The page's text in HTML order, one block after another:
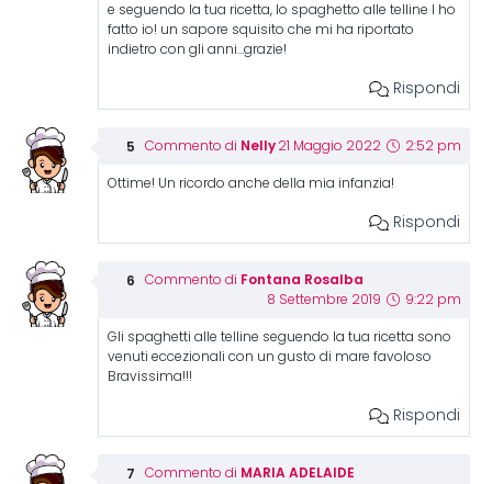
e seguendo la tua ricetta, lo spaghetto alle telline l ho
fatto io! un sapore squisito che mi ha riportato
indietro con gli anni…grazie!
Rispondi
Commento di Nelly 21 Maggio 2022 2:52 pm
Ottime! Un ricordo anche della mia infanzia!
Rispondi
Commento di Fontana Rosalba
8 Settembre 2019 9:22 pm
Gli spaghetti alle telline seguendo la tua ricetta sono
venuti eccezionali con un gusto di mare favoloso
Bravissima!!!
Rispondi
Commento di MARIA ADELAIDE